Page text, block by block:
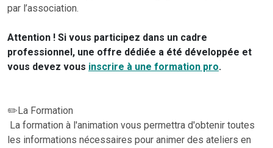
par l’association.
Attention ! Si vous participez dans un cadre
professionnel, une offre dédiée a été développée et
vous devez vous inscrire à une formation pro.
✏️La Formation
La formation à l'animation vous permettra d'obtenir toutes
les informations nécessaires pour animer des ateliers en